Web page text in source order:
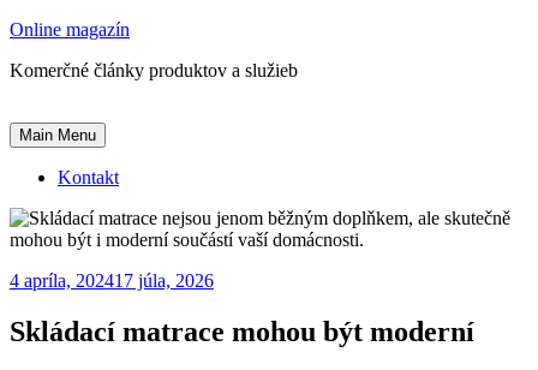
Skip
content
Online magazín
Komerčné články produktov a služieb
Main Menu
Kontakt
4 apríla, 202417 júla, 2026
Skládací matrace mohou být moderní